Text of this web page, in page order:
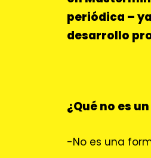
periódica –
desarrollo
¿Qué no es
-No es una